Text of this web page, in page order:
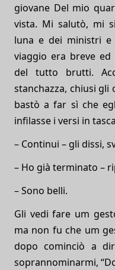
giovane Del mio
vista. Mi salutò, mi
luna e dei ministri
viaggio era breve
del tutto brutti.
stanchazza, chiusi
bastò a far sì che
infilasse i versi in
– Continui – gli dissi,
– Ho già terminato –
– Sono belli.
Gli vedi fare um
ma non fu che um
dopo cominciò a
soprannominarmi,